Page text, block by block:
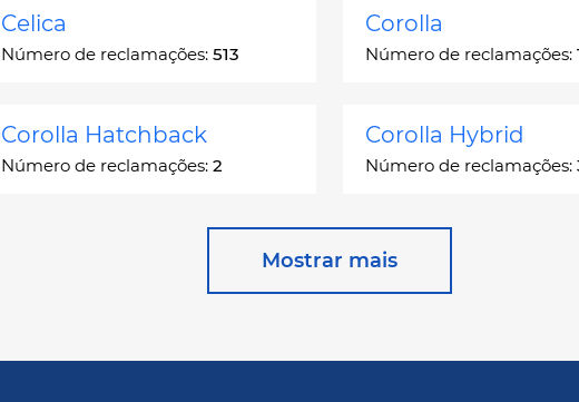
Celica
Número de reclamações: 513
Corolla
Número de reclamações:
Corolla Hatchback
Número de reclamações: 2
Corolla Hybrid
Número de reclamações:
Cressida
FJ Cruiser GR Corolla
Mostrar mais